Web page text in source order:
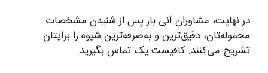
در نهایت، مشاوران آنی بار پس از شنیدن مشخصات
محموله‌تان، دقیق‌ترین و به‌صرفه‌ترین شیوه را برایتان
تشریح می‌کنند. کافیست یک تماس بگیرید.